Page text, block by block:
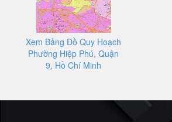
Xem Bảng Đồ Quy Hoạch
Phường Hiệp Phú, Quận
9, Hồ Chí Minh